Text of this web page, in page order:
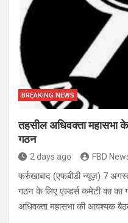
BREAKING NEWS
तहसील अधिवक्ता महासभा
गठन
2 days ago FBD
फर्रुखाबाद (एफबीडी न्यूज़) 7
गठन के लिए एल्डर्स कमेटी का
अधिवक्ता महासभा की आवश्यक